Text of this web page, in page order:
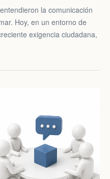
la comunicación
Hoy, en un entorno de
exigencia ciudadana,